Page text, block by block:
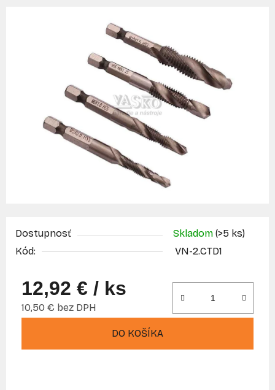
Dostupnosť Skladom (>5 ks)
Kód:
VN-2.CTD1
12,92 € / ks
10,50 € bez DPH
DO KOŠÍKA